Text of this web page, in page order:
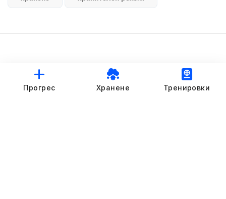
© StankovFit Progress App | 2025
Прогрес Хранене Тренировки